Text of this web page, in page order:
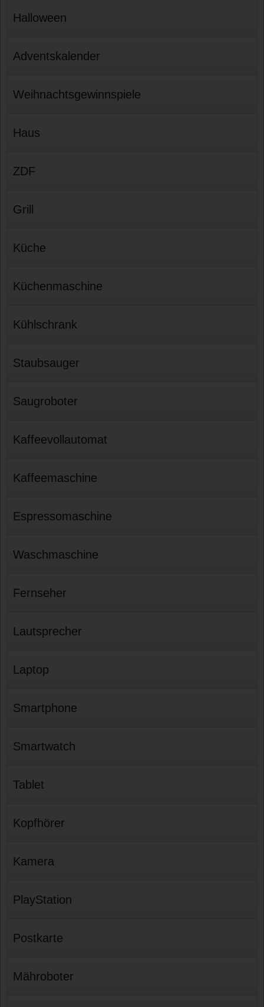
Halloween
Adventskalender
Weihnachtsgewinnspiele
Haus
ZDF
Grill
Küche
Küchenmaschine
Kühlschrank
Staubsauger
Saugroboter
Kaffeevollautomat
Kaffeemaschine
Espressomaschine
Waschmaschine
Fernseher
Lautsprecher
Laptop
Smartphone
Smartwatch
Tablet
Kopfhörer
Kamera
PlayStation
Postkarte
Mähroboter